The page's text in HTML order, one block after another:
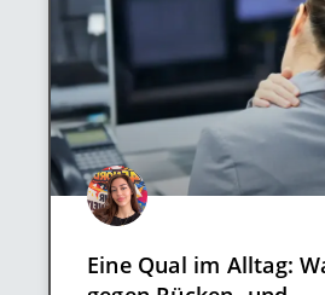
Eine Qual im Alltag: